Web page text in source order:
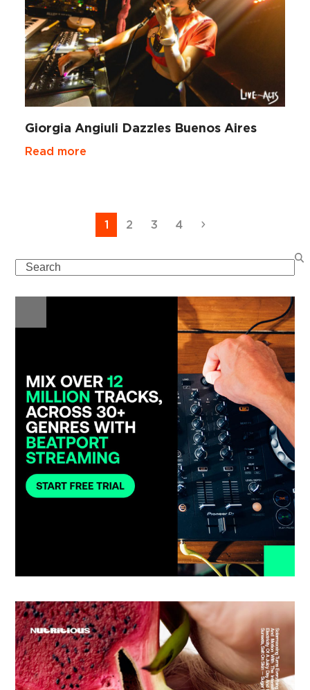
Giorgia Angiuli Dazzles Buenos Aires
Read more
Page
1 Page
2 Page
3 Page
4
Search